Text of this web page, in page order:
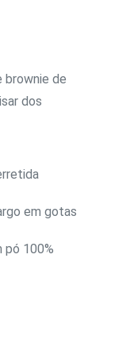
brownie de
dos
em gotas
pó 100%